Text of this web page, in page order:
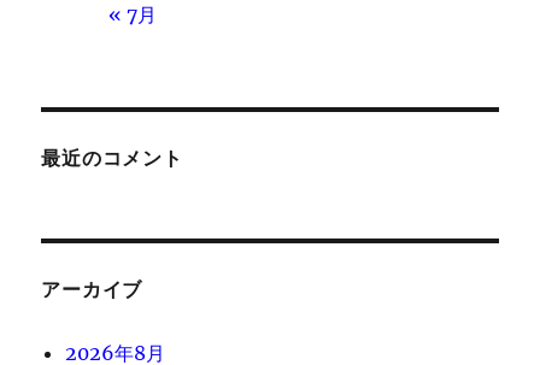
« 7月
最近のコメント
アーカイブ
2026年8月